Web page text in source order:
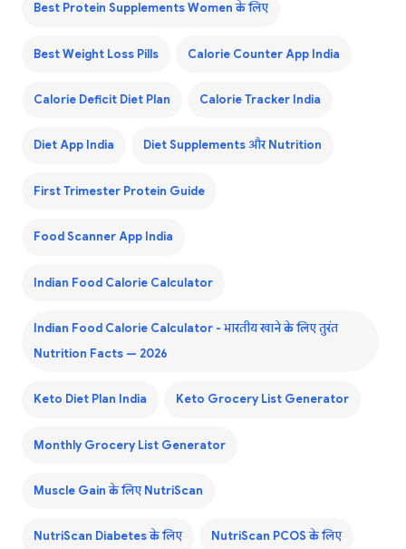
Best Protein Supplements Women के लिए
Best Weight Loss Pills Calorie Counter App India
Calorie Deficit Diet Plan Calorie Tracker India
Diet App India Diet Supplements और Nutrition
First Trimester Protein Guide
Food Scanner App India
Indian Food Calorie Calculator
Indian Food Calorie Calculator - भारतीय खाने के लिए तुरंत
Nutrition Facts — 2026
Keto Diet Plan India Keto Grocery List Generator
Monthly Grocery List Generator
Muscle Gain के लिए NutriScan
NutriScan Diabetes के लिए NutriScan PCOS के लिए